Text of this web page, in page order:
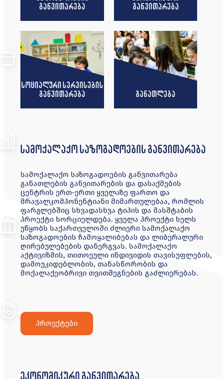
განვითარება
განვითარება
სოციალური სერვისების
განვითარება
განათლება
სამოქალაქო საზოგადოების განვითარება
სამოქალაქო საზოგადოების განვითარება
განათლების განვითარების და დასაქმების
ცენტრის ერთ-ერთი ყველაზე ფართო და
მრავალკომპონენტიანი მიმართულებაა, რომლის
ფარგლებშიც სხვადასხვა ტიპის და მასშტაბის
პროექტი ხორციელდება. ყველა პროექტი ხელს
უწყობს საქართველოში ძლიერი სამოქალაქო
საზოგადოების ჩამოყალიბებას და ლიბერალური
ღირებულებების დანერგვას. სამოქალაქო
აქტივიზმის, თითოეული ინდივიდის თავისუფლების,
დამოუკიდებლობის, თანასწორობის და
მოქალაქეობრივი თვითშეგნების გაძლიერებას.
პროექტები
ეკონომიკური განვითარება